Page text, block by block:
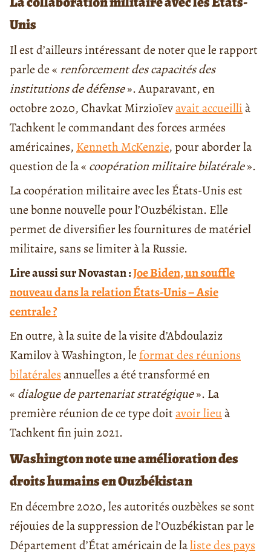
Unis
Il est d’ailleurs intéressant de noter que le rapport
parle de « renforcement des capacités des
institutions de défense». Auparavant, en
octobre 2020, Chavkat Mirzioïevavait accueillià
Tachkent le commandant des forces armées
américaines, Kenneth McKenzie, pour aborder la
question de la « coopération militaire bilatérale».
La coopération militaire avec les États-Unis est
une bonne nouvelle pour l’Ouzbékistan. Elle
permet de diversifier les fournitures de matériel
militaire, sans se limiter à la Russie.
Lire aussi sur Novastan :Joe Biden, un souffle
nouveau dans la relation États-Unis – Asie
centrale ?
En outre, à la suite de la visite d’Abdoulaziz
Kamilov à Washington, le format des réunions
bilatéralesannuelles a été transformé en
« dialogue de partenariat stratégique». La
première réunion de ce type doitavoir lieuà
Tachkent fin juin 2021.
Washington note une amélioration des
droits humains en Ouzbékistan
En décembre 2020, les autorités ouzbèkes se sont
réjouies de la suppression de l’Ouzbékistan par le
Département d’État américain de laliste des pays